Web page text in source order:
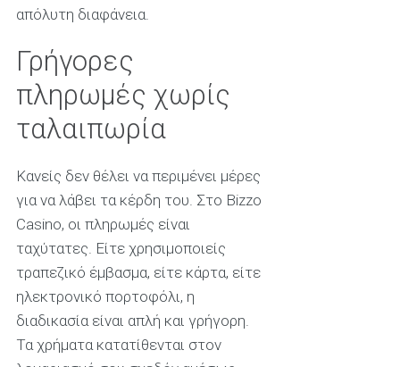
απόλυτη διαφάνεια.
Γρήγορες
πληρωμές χωρίς
ταλαιπωρία
Κανείς δεν θέλει να περιμένει μέρες
για να λάβει τα κέρδη του. Στο Bizzo
Casino, οι πληρωμές είναι
ταχύτατες. Είτε χρησιμοποιείς
τραπεζικό έμβασμα, είτε κάρτα, είτε
ηλεκτρονικό πορτοφόλι, η
διαδικασία είναι απλή και γρήγορη.
Τα χρήματα κατατίθενται στον